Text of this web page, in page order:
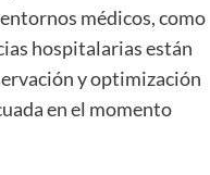
médicos, como
hospitalarias están
y optimización
en el momento